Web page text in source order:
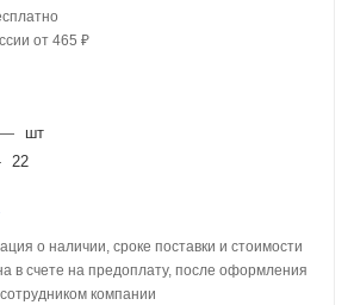
от 465 ₽
—
шт
22
о наличии, сроке поставки и стоимости
в счете на предоплату, после оформления
компании